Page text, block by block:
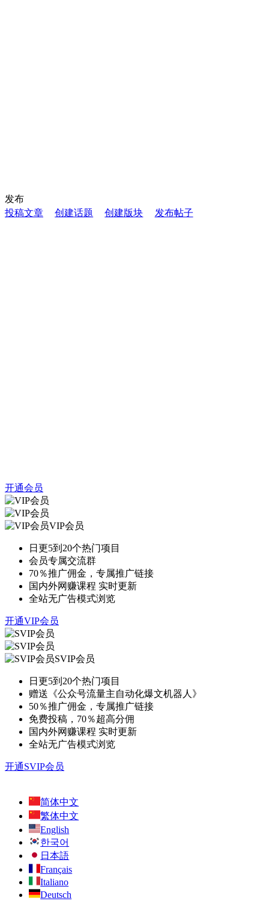
发布
投稿文章
创建话题 创建版块 发布帖子
开通会员
VIP会员
日更5到20个热门项目
会员专属交流群
70％推广佣金，专属推广链接
国内外网赚课程 实时更新
全站无广告模式浏览
开通VIP会员
SVIP会员
日更5到20个热门项目
赠送《公众号流量主自动化爆文机器人》
50％推广佣金，专属推广链接
免费投稿，70％超高分佣
国内外网赚课程 实时更新
全站无广告模式浏览
开通SVIP会员
简体中文
繁体中文
English
한국어
日本語
Français
Italiano
Deutsch